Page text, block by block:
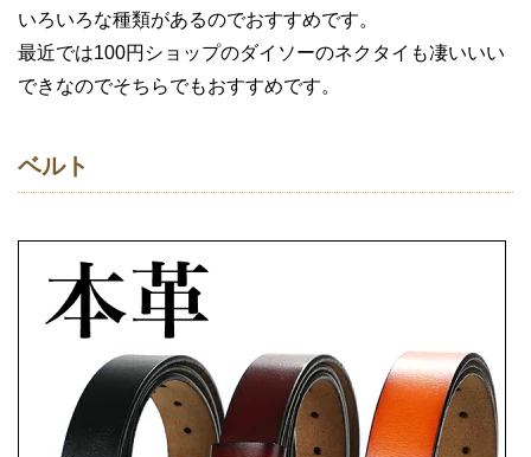
いろいろな種類があるのでおすすめです。
最近では100円ショップのダイソーのネクタイも凄いいい
できなのでそちらでもおすすめです。
ベルト